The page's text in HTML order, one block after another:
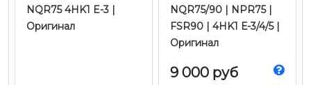
NQR75 4HK1 E-3 |
Оригинал
NQR75/90 | NPR75 |
FSR90 | 4HK1 Е-3/4/5 |
Оригинал
9 000 руб